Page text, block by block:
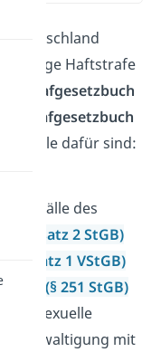
Deutschland
Haftstrafe
Strafgesetzbuch
dafür sind:
Fälle des
Absatz 2 StGB)
6 Absatz 1 VStGB)
(§ 251 StGB)
sexuelle
Vergewaltigung mit